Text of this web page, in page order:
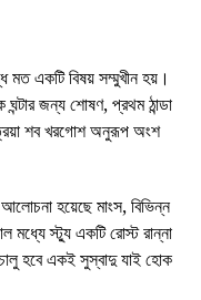
মত একটি বিষয় সম্মুখীন হয়।
ঘন্টার জন্য শোষণ, প্রথম ঠান্ডা
শব খরগোশ অনুরূপ অংশ
হয়েছে মাংস, বিভিন্ন
মধ্যে স্ট্যু একটি রোস্ট রান্না
চালু হবে একই সুস্বাদু যাই হোক